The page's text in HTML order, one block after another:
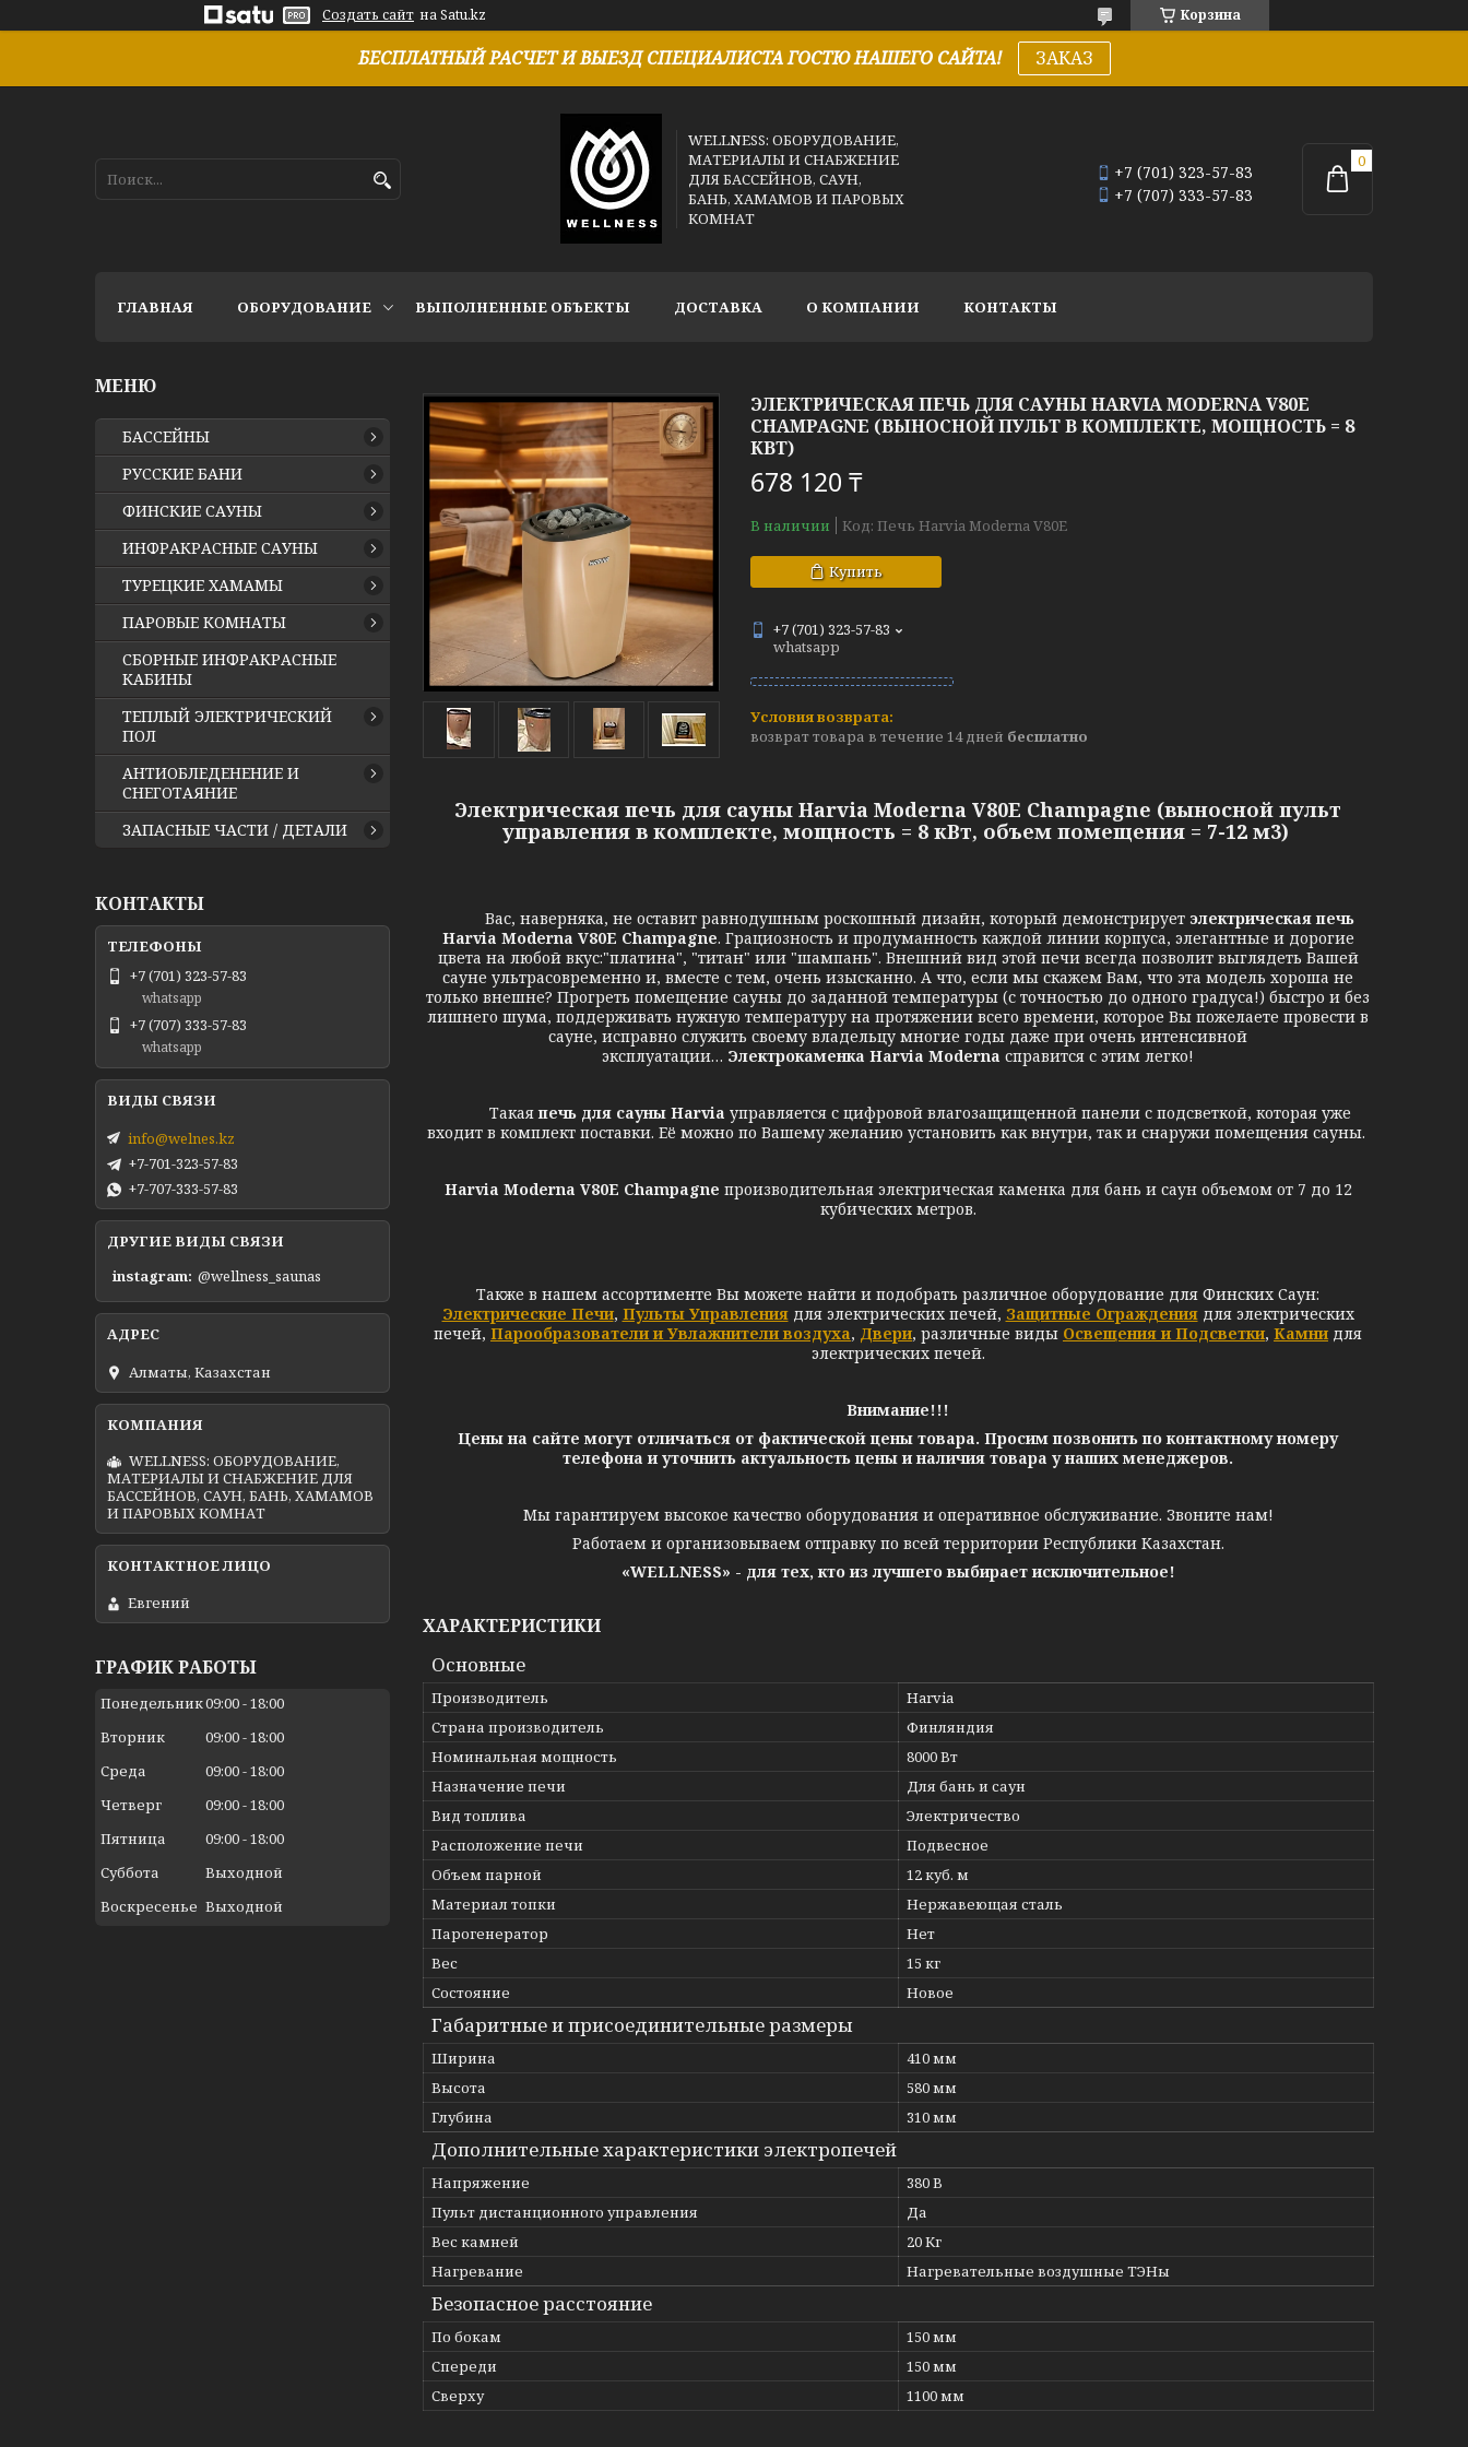
Создать сайт на Satu.kz Корзина
БЕСПЛАТНЫЙ РАСЧЕТ И ВЫЕЗД СПЕЦИАЛИСТА ГОСТЮ НАШЕГО САЙТА! ЗАКАЗ
WELLNESS: ОБОРУДОВАНИЕ,
МАТЕРИАЛЫ И СНАБЖЕНИЕ
ДЛЯ БАССЕЙНОВ, САУН,
БАНЬ, ХАМАМОВ И ПАРОВЫХ
КОМНАТ
+7 (701) 323-57-83
+7 (707) 333-57-83
ГЛАВНАЯ ОБОРУДОВАНИЕ ВЫПОЛНЕННЫЕ ОБЪЕКТЫ ДОСТАВКА О КОМПАНИИ КОНТАКТЫ
ЭЛЕКТРИЧЕСКАЯ ПЕЧЬ ДЛЯ САУНЫ HARVIA MODERNA V80E
CHAMPAGNE (ВЫНОСНОЙ ПУЛЬТ В КОМПЛЕКТЕ, МОЩНОСТЬ = 8
КВТ)
678 120 ₸
В наличии Код: Печь Harvia Moderna V80E
Купить
+7 (701) 323-57-83
whatsapp
возврат товара в течение 14 дней бесплатно
Электрическая печь для сауны Harvia Moderna V80E Champagne (выносной пульт
управления в комплекте, мощность = 8 кВт, объем помещения = 7-12 м3)
Вас, наверняка, не оставит равнодушным роскошный дизайн, который демонстрирует электрическая печь
Harvia Moderna V80E Champagne. Грациозность и продуманность каждой линии корпуса, элегантные и дорогие
цвета на любой вкус:"платина", "титан" или "шампань". Внешний вид этой печи всегда позволит выглядеть Вашей
сауне ультрасовременно и, вместе с тем, очень изысканно. А что, если мы скажем Вам, что эта модель хороша не
только внешне? Прогреть помещение сауны до заданной температуры (с точностью до одного градуса!) быстро и без
лишнего шума, поддерживать нужную температуру на протяжении всего времени, которое Вы пожелаете провести в
сауне, исправно служить своему владельцу многие годы даже при очень интенсивной
эксплуатации… Электрокаменка Harvia Moderna справится с этим легко!
Такаяпечь для сауны Harvia управляется с цифровой влагозащищенной панели с подсветкой, которая уже
входит в комплект поставки. Её можно по Вашему желанию установить как внутри, так и снаружи помещения сауны.
Harvia Moderna V80E Champagne производительная электрическая каменка для бань и саун объемом от 7 до 12
кубических метров.
Также в нашем ассортименте Вы можете найти и подобрать различное оборудование для Финских Саун:
Электрические Печи, Пульты Управления для электрических печей, Защитные Ограждения для электрических
печей, Парообразователи и Увлажнители воздуха, Двери, различные виды Освещения и Подсветки, Камни для
электрических печей.
Внимание!!!
Цены на сайте могут отличаться от фактической цены товара. Просим позвонить по контактному номеру
телефона и уточнить актуальность цены и наличия товара у наших менеджеров.
Мы гарантируем высокое качество оборудования и оперативное обслуживание. Звоните нам!
Работаем и организовываем отправку по всей территории Республики Казахстан.
«WELLNESS» - для тех, кто из лучшего выбирает исключительное!
ХАРАКТЕРИСТИКИ
Основные
Производитель
Harvia
Страна производитель
Финляндия
Номинальная мощность
8000 Вт
Назначение печи
Для бань и саун
Вид топлива
Электричество
Расположение печи
Подвесное
Объем парной
12 куб. м
Материал топки
Нержавеющая сталь
Парогенератор
Нет
Вес
15 кг
Состояние
Новое
Габаритные и присоединительные размеры
Ширина
410 мм
Высота
580 мм
Глубина
310 мм
Дополнительные характеристики электропечей
Напряжение
380 В
Пульт дистанционного управления
Да
Вес камней
20 Кг
Нагревание
Нагревательные воздушные ТЭНы
Безопасное расстояние
По бокам
150 мм
Спереди
150 мм
Сверху
1100 мм
БАССЕЙНЫ
РУССКИЕ БАНИ
ФИНСКИЕ САУНЫ
ИНФРАКРАСНЫЕ САУНЫ
ТУРЕЦКИЕ ХАМАМЫ
ПАРОВЫЕ КОМНАТЫ
СБОРНЫЕ ИНФРАКРАСНЫЕ
КАБИНЫ
ТЕПЛЫЙ ЭЛЕКТРИЧЕСКИЙ
ПОЛ
АНТИОБЛЕДЕНЕНИЕ И
СНЕГОТАЯНИЕ
ЗАПАСНЫЕ ЧАСТИ / ДЕТАЛИ
КОНТАКТЫ
+7 (701) 323-57-83
whatsapp
+7 (707) 333-57-83
whatsapp
info@welnes.kz
+7-701-323-57-83
+7-707-333-57-83
ДРУГИЕ ВИДЫ СВЯЗИ
instagram @wellness_saunas
Алматы, Казахстан
WELLNESS: ОБОРУДОВАНИЕ,
МАТЕРИАЛЫ И СНАБЖЕНИЕ ДЛЯ
БАССЕЙНОВ, САУН, БАНЬ, ХАМАМОВ
И ПАРОВЫХ КОМНАТ
Евгений
ГРАФИК РАБОТЫ
Понедельник09:00 18:00
Вторник
09:00 18:00
Среда
09:00 18:00
Четверг
09:00 18:00
Пятница
09:00 18:00
Суббота
Выходной
Воскресенье Выходной